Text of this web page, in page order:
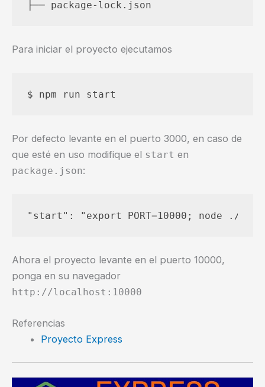
Para iniciar el proyecto ejecutamos
Por defecto levante en el puerto 3000, en caso de
que esté en uso modifique el start en
package.json:
Ahora el proyecto levante en el puerto 10000,
ponga en su navegador
http://localhost:10000
Referencias
Proyecto Express